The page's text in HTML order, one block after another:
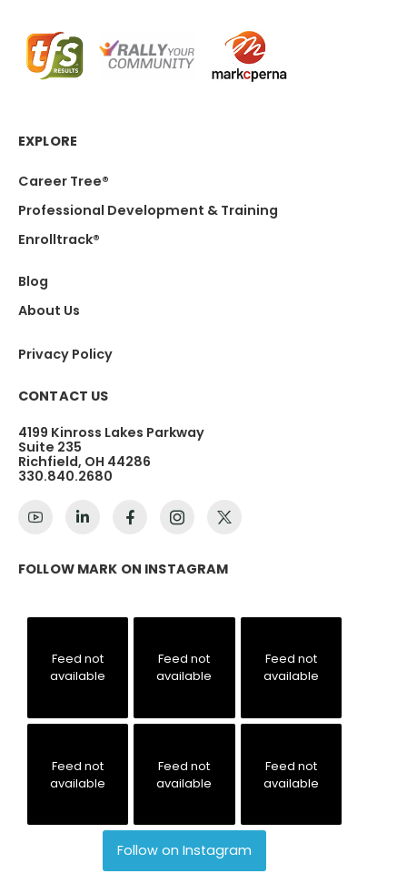
EXPLORE
Career Tree®
Professional Development & Training
Enrolltrack®
Blog
About Us
Privacy Policy
CONTACT US
4199 Kinross Lakes Parkway
Suite 235
Richfield, OH 44286
330.840.2680
FOLLOW MARK ON INSTAGRAM
Feed not
available
Feed not
available
Feed not
available
Feed not
available
Feed not
available
Feed not
available
Follow on Instagram